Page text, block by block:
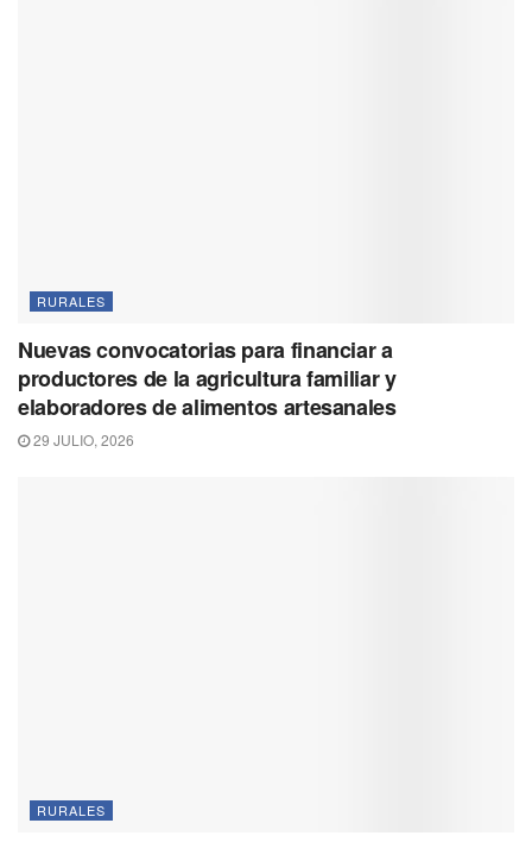
RURALES
Nuevas convocatorias para financiar a
productores de la agricultura familiar y
elaboradores de alimentos artesanales
29 JULIO, 2026
RURALES